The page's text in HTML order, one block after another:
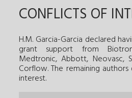
CONFLICTS OF
H.M. Garcia-Garcia declared
grant support from
Medtronic, Abbott, Neovasc,
Corflow. The remaining
interest.